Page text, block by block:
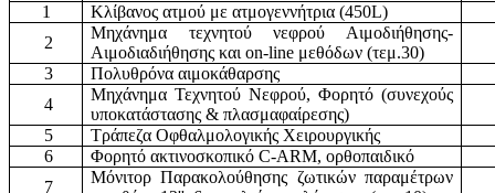
1
Κλίβανος ατμού με ατμογεννήτρια (450L)
2
Μηχάνημα τεχνητού νεφρού Αιμοδιήθησης-
Αιμοδιαδιήθησης και on-line μεθόδων (τεμ.30)
3
Πολυθρόνα αιμοκάθαρσης
4
Μηχάνημα Τεχνητού Νεφρού, Φορητό (συνεχούς
υποκατάστασης & πλασμαφαίρεσης)
5
Τράπεζα Οφθαλμολογικής Χειρουργικής
6
Φορητό ακτινοσκοπικό C-ARM, ορθοπαιδικό
7
Μόνιτορ Παρακολούθησης ζωτικών παραμέτρων